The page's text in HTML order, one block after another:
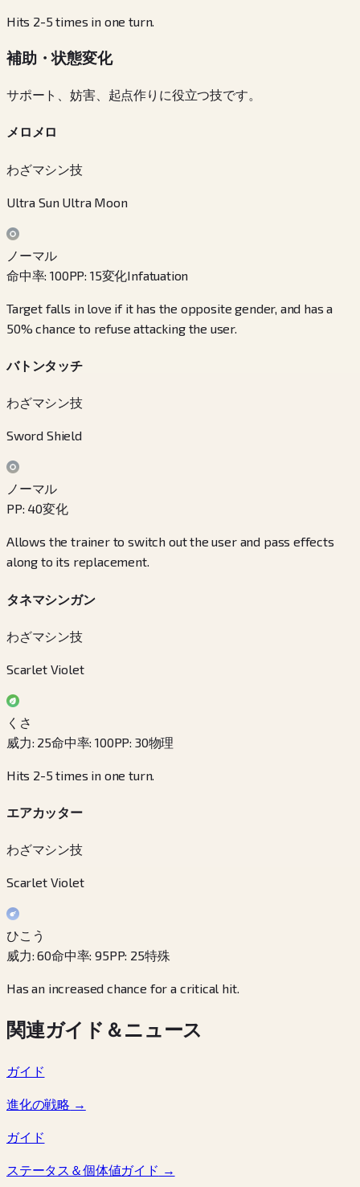
Hits 2-5 times in one turn.
補助・状態変化
サポート、妨害、起点作りに役立つ技です。
メロメロ
わざマシン技
Ultra Sun Ultra Moon
ノーマル
命中率:100PP: 15変化Infatuation
Target falls in love if it has the opposite gender, and has a
50% chance to refuse attacking the user.
バトンタッチ
わざマシン技
Sword Shield
ノーマル
PP: 40変化
Allows the trainer to switch out the user and pass effects
along to its replacement.
タネマシンガン
わざマシン技
Scarlet Violet
くさ
威力: 25命中率:100PP: 30物理
Hits 2-5 times in one turn.
エアカッター
わざマシン技
Scarlet Violet
ひこう
威力:60命中率:95PP: 25特殊
Has an increased chance for a critical hit.
関連ガイド＆ニュース
ガイド
進化の戦略 →
ガイド
ステータス＆個体値ガイド →